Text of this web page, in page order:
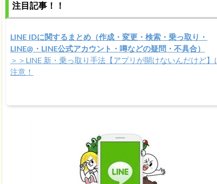
注目記事！！
LINE IDに関するまとめ（作成・変更・検索・乗っ取り・
LINE@・LINE公式アカウント・噂などの疑問・不具合）
＞＞LINE 新・乗っ取り手法【アプリが開けないんだけど】
注意！